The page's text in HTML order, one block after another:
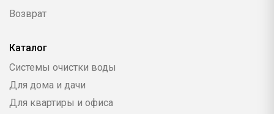
Возврат
Каталог
Системы очистки воды
Для дома и дачи
Для квартиры и офиса